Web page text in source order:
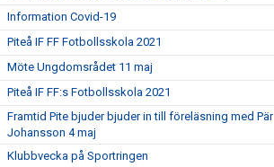
Information Covid-19
Piteå IF FF Fotbollsskola 2021
Möte Ungdomsrådet 11 maj
Piteå IF FF:s Fotbollsskola 2021
Framtid Pite bjuder bjuder in till föreläsning med Pär
Johansson 4 maj
Klubbvecka på Sportringen